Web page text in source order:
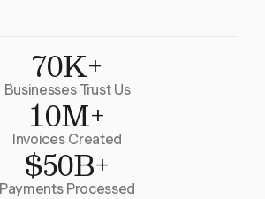
70K+
Businesses Trust Us
10M+
Invoices Created
$50B+
Payments Processed